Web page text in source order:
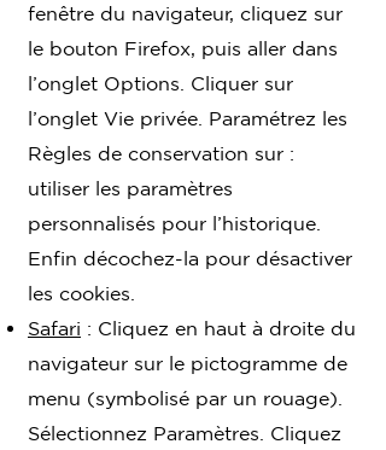
fenêtre du navigateur, cliquez sur
le bouton Firefox, puis aller dans
l’onglet Options. Cliquer sur
l’onglet Vie privée. Paramétrez les
Règles de conservation sur :
utiliser les paramètres
personnalisés pour l’historique.
Enfin décochez-la pour désactiver
les cookies.
Safari : Cliquez en haut à droite du
navigateur sur le pictogramme de
menu (symbolisé par un rouage).
Sélectionnez Paramètres. Cliquez